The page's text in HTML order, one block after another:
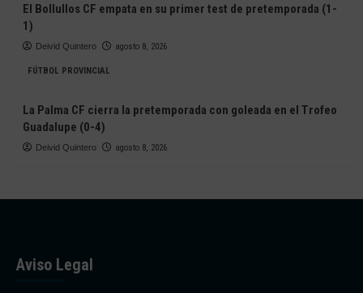
El Bollullos CF empata en su primer test de pretemporada (1-
1)
Deivid Quintero agosto 8, 2026
FÚTBOL PROVINCIAL
La Palma CF cierra la pretemporada con goleada en el Trofeo
Guadalupe (0-4)
Deivid Quintero agosto 8, 2026
Aviso Legal